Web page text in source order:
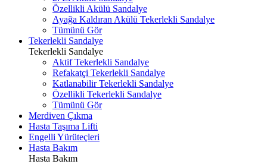
Özellikli Akülü Sandalye
Ayağa Kaldıran Akülü Tekerlekli Sandalye
Tümünü Gör
Tekerlekli Sandalye
Tekerlekli Sandalye
Aktif Tekerlekli Sandalye
Refakatçi Tekerlekli Sandalye
Katlanabilir Tekerlekli Sandalye
Özellikli Tekerlekli Sandalye
Tümünü Gör
Merdiven Çıkma
Hasta Taşıma Lifti
Engelli Yürüteçleri
Hasta Bakım
Hasta Bakım